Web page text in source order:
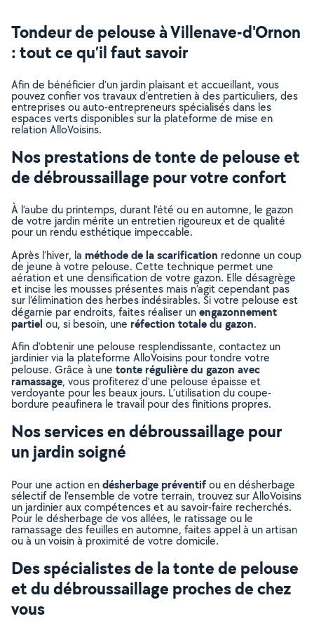
Tondeur de pelouse à Villenave-d'Ornon
: tout ce qu’il faut savoir
Afin de bénéficier d’un jardin plaisant et accueillant, vous
pouvez confier vos travaux d’entretien à des particuliers, des
entreprises ou auto-entrepreneurs spécialisés dans les
espaces verts disponibles sur la plateforme de mise en
relation AlloVoisins.
Nos prestations de tonte de pelouse et
de débroussaillage pour votre confort
À l’aube du printemps, durant l’été ou en automne, le gazon
de votre jardin mérite un entretien rigoureux et de qualité
pour un rendu esthétique impeccable.
Après l’hiver, la méthode de la scarification redonne un coup
de jeune à votre pelouse. Cette technique permet une
aération et une densification de votre gazon. Elle désagrège
et incise les mousses présentes mais n’agit cependant pas
sur l’élimination des herbes indésirables. Si votre pelouse est
dégarnie par endroits, faites réaliser unengazonnement
partiel ou, si besoin, une réfection totale du gazon.
Afin d’obtenir une pelouse resplendissante, contactez un
jardinier via la plateforme AlloVoisins pour tondre votre
pelouse. Grâce à une tonte régulière du gazon avec
ramassage, vous profiterez d’une pelouse épaisse et
verdoyante pour les beaux jours. L’utilisation du coupe-
bordure peaufinera le travail pour des finitions propres.
Nos services en débroussaillage pour
un jardin soigné
Pour une action endésherbage préventifou en désherbage
sélectif de l’ensemble de votre terrain, trouvez sur AlloVoisins
un jardinier aux compétences et au savoir-faire recherchés.
Pour le désherbage de vos allées, le ratissage ou le
ramassage des feuilles en automne, faites appel à un artisan
ou à un voisin à proximité de votre domicile.
Des spécialistes de la tonte de pelouse
et du débroussaillage proches de chez
vous